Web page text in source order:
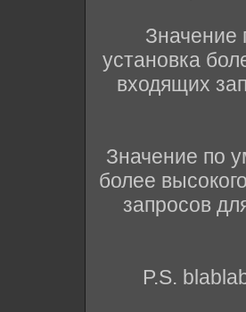
Значение
установка
входящих
Значение по
более
запросов
P.S.